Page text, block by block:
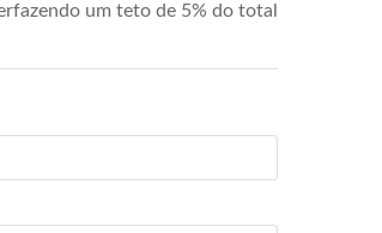
um teto de 5% do total